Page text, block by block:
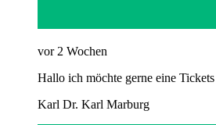
vor 2 Wochen
Hallo ich möchte gerne eine
Karl Dr. Karl Marburg